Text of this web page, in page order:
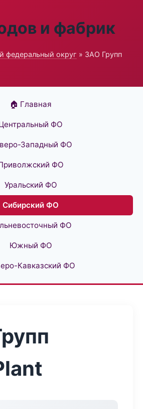
и фабрик
федеральный округ » ЗАО Групп
🏠 Главная
ФО
Западный ФО
ФО
Уральский ФО
Сибирский ФО
ФО
Южный ФО
Кавказский ФО